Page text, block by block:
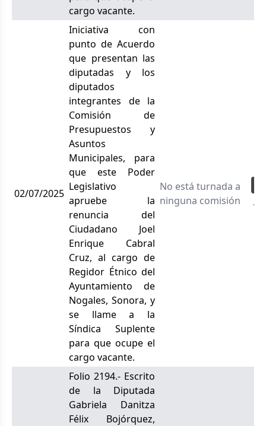
cargo vacante.
02/07/2025
Iniciativa con
punto de Acuerdo
que presentan las
diputadas y los
diputados
integrantes de la
Comisión de
Presupuestos y
Asuntos
Municipales, para
que este Poder
Legislativo
apruebe la
renuncia del
Ciudadano Joel
Enrique Cabral
Cruz, al cargo de
Regidor Étnico del
Ayuntamiento de
Nogales, Sonora, y
se llame a la
Síndica Suplente
para que ocupe el
cargo vacante.
No está turnada a
ninguna comisión
Folio 2194.- Escrito
de la Diputada
Gabriela Danitza
Félix Bojórquez,